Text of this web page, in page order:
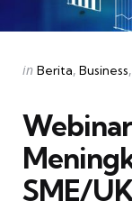
Categories
Posted
in Berita Business
SME/